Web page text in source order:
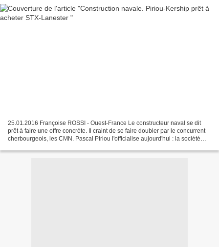
25.01.2016 Françoise ROSSI - Ouest-France Le constructeur naval se dit
prêt à faire une offre concrète. Il craint de se faire doubler par le concurrent
cherbourgeois, les CMN. Pascal Piriou l'officialise aujourd'hui : la société